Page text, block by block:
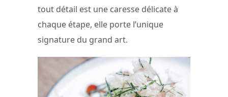
tout détail est une caresse délicate à
chaque étape, elle porte l’unique
signature du grand art.